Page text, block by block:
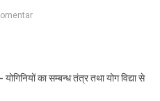
का सम्बन्ध तंत्र तथा योग विद्या से